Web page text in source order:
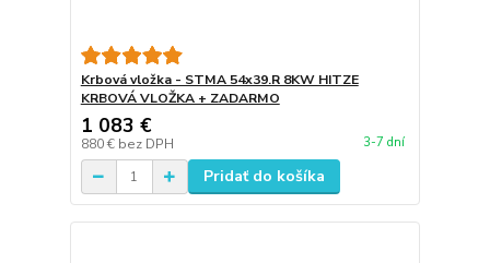
Krbová vložka - STMA 54x39.R 8KW HITZE
KRBOVÁ VLOŽKA + ZADARMO
1 083 €
880 € bez DPH 3-7 dní
Pridať do košíka